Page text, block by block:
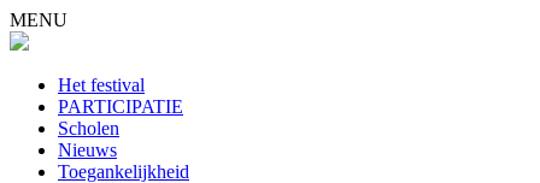
MENU
Het festival
PARTICIPATIE
Scholen
Nieuws
Toegankelijkheid